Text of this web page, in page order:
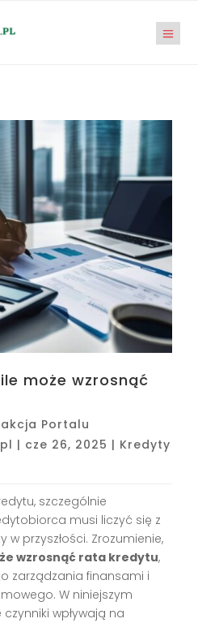
może wzrosnąć
Portalu
| cze 26, 2025 | Kredyty
szczególnie
musi liczyć się z
przyszłości. Zrozumienie,
wzrosnąć rata kredytu,
zarządzania finansami i
W niniejszym
wpływają na